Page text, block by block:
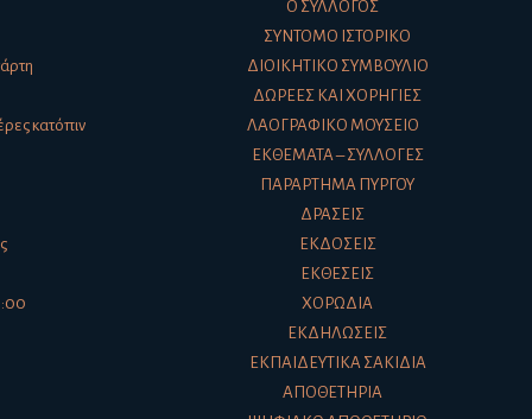
κατόπιν
Ο ΣΎΛΛΟΓΟΣ
ΣΎΝΤΟΜΟ ΙΣΤΟΡΙΚΌ
ΔΙΟΙΚΗΤΙΚΌ ΣΥΜΒΟΎΛΙΟ
ΔΩΡΕΈΣ ΚΑΙ ΧΟΡΗΓΊΕΣ
ΛΑΟΓΡΑΦΙΚΌ ΜΟΥΣΕΊΟ
ΕΚΘΈΜΑΤΑ – ΣΥΛΛΟΓΈΣ
ΠΑΡΆΡΤΗΜΑ ΠΎΡΓΟΥ
ΔΡΆΣΕΙΣ
ΕΚΔΌΣΕΙΣ
ΕΚΘΈΣΕΙΣ
ΧΟΡΩΔΊΑ
ΕΚΔΗΛΏΣΕΙΣ
ΕΚΠΑΙΔΕΥΤΙΚΆ ΣΑΚΊΔΙΑ
ΑΠΟΘΕΤΉΡΙΑ